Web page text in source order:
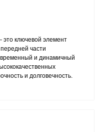
ключевой элемент
части
и динамичный
и долговечность.